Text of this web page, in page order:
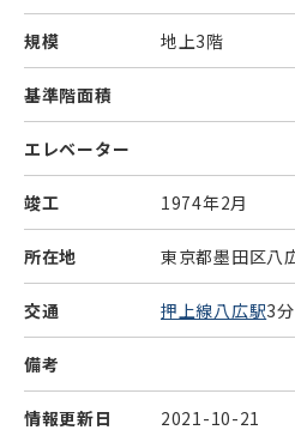
規模 地上3階
基準階面積
エレベーター
竣工 1974年2月
所在地 東京都墨田区八
交通 押上線八広駅3分
備考
情報更新日 2021-10-21